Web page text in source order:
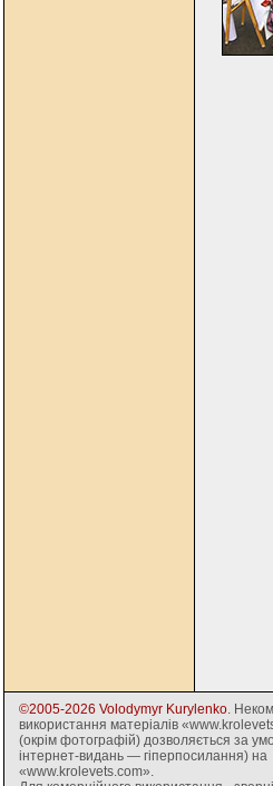
©2005-2026 Volodymyr Kurylenko .
використання матеріалів
(окрім фотографій) дозволяється за
інтернет-видань — гіперпосилання) на
«www.krolevets.com».